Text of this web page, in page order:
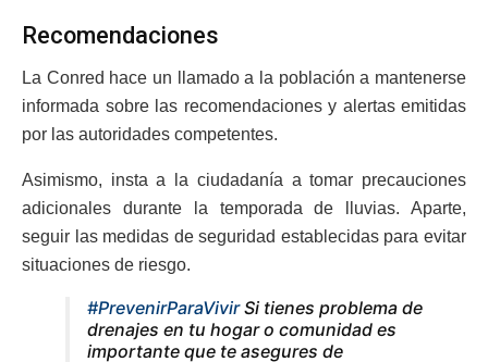
Recomendaciones
La Conred hace un llamado a la población a mantenerse
informada sobre las recomendaciones y alertas emitidas
por las autoridades competentes.
Asimismo, insta a la ciudadanía a tomar precauciones
adicionales durante la temporada de lluvias. Aparte,
seguir las medidas de seguridad establecidas para evitar
situaciones de riesgo.
#PrevenirParaVivirSi tienes problema de
drenajes en tu hogar o comunidad es
importante que te asegures de